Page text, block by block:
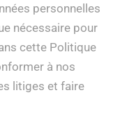
personnelles
nécessaire pour
cette Politique
à nos
litiges et faire